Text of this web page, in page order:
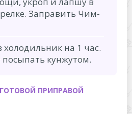
Заправить Чим-
холодильник на 1 час.
кунжутом.
ПРИПРАВОЙ